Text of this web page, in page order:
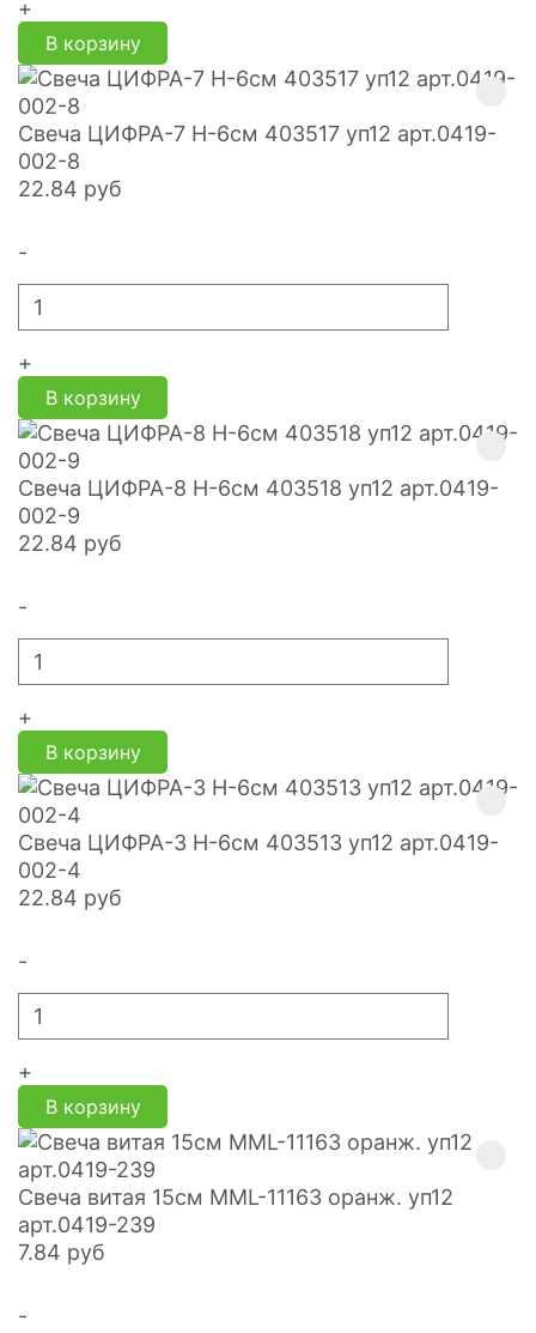
+
В корзину
Свеча ЦИФРА-7 H-6см 403517 уп12 арт.0419-
002-8
22.84 руб
-
+
В корзину
Свеча ЦИФРА-8 H-6см 403518 уп12 арт.0419-
002-9
22.84 руб
-
+
В корзину
Свеча ЦИФРА-3 H-6см 403513 уп12 арт.0419-
002-4
22.84 руб
-
+
В корзину
Свеча витая 15см MML-11163 оранж. уп12
арт.0419-239
7.84 руб
-